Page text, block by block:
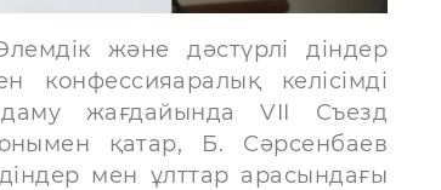
және дәстүрлі діндер
келісімді
даму жағдайында VII Съезд
қатар, Б. Сәрсенбаев
мен ұлттар арасындағы